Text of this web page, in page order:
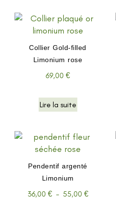
Collier Gold-filled
Limonium rose
69,00 €
Lire la suite
Pendentif argenté
Limonium
36,00 € – 55,00 €